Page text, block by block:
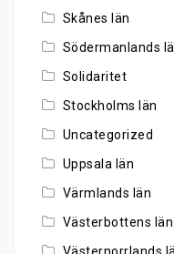
Skånes län
Södermanlands
Solidaritet
Stockholms län
Uncategorized
Uppsala län
Värmlands län
Västerbottens län